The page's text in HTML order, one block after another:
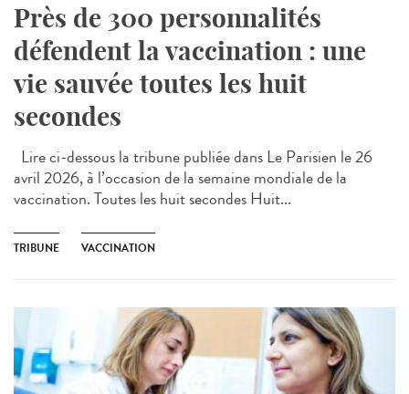
Près de 300 personnalités
défendent la vaccination : une
vie sauvée toutes les huit
secondes
Lire ci-dessous la tribune publiée dans Le Parisien le 26
avril 2026, à l’occasion de la semaine mondiale de la
vaccination. Toutes les huit secondes Huit...
TRIBUNE VACCINATION